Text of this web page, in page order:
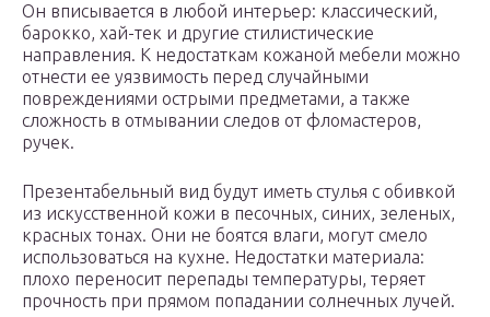
Он вписывается в любой интерьер: классический,
барокко, хай-тек и другие стилистические
направления. К недостаткам кожаной мебели можно
отнести ее уязвимость перед случайными
повреждениями острыми предметами, а также
сложность в отмывании следов от фломастеров,
ручек.
Презентабельный вид будут иметь стулья с обивкой
из искусственной кожи в песочных, синих, зеленых,
красных тонах. Они не боятся влаги, могут смело
использоваться на кухне. Недостатки материала:
плохо переносит перепады температуры, теряет
прочность при прямом попадании солнечных лучей.